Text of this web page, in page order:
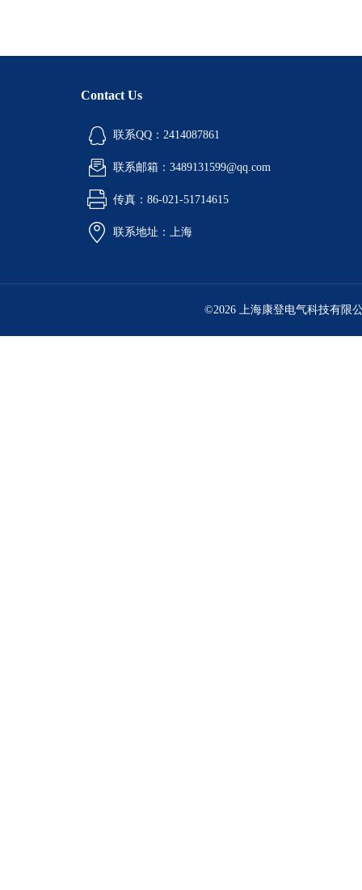
Contact Us
联系QQ：2414087861
联系邮箱：3489131599@qq.com
传真：86-021-51714615
联系地址：上海
©2026 上海康登电气科技有限